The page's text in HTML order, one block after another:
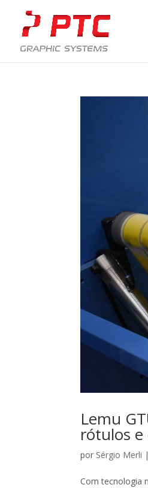
Lemu
rótulos
por Sérgio Merli |
Com tecnologia